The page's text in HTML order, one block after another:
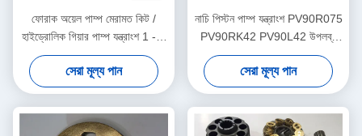
ফোরাক অয়েল পাম্প মেরামত কিট /
হাইড্রোলিক গিয়ার পাম্প যন্ত্রাংশ 1 - 3
কার্যদিবসের শিপিং
সেরা মূল্য পান
নাচি পিস্টন পাম্প যন্ত্রাংশ PV90R075
PV90RK42 PV90L42 উপলব্ধ
ISO শংসাপত্র
সেরা মূল্য পান